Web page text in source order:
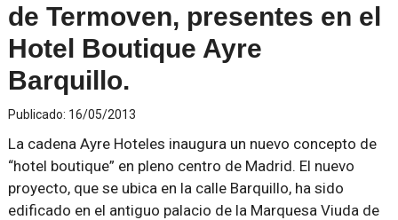
de Termoven, presentes en el
Hotel Boutique Ayre
Barquillo.
Publicado: 16/05/2013
La cadena Ayre Hoteles inaugura un nuevo concepto de
“hotel boutique” en pleno centro de Madrid. El nuevo
proyecto, que se ubica en la calle Barquillo, ha sido
edificado en el antiguo palacio de la Marquesa Viuda de